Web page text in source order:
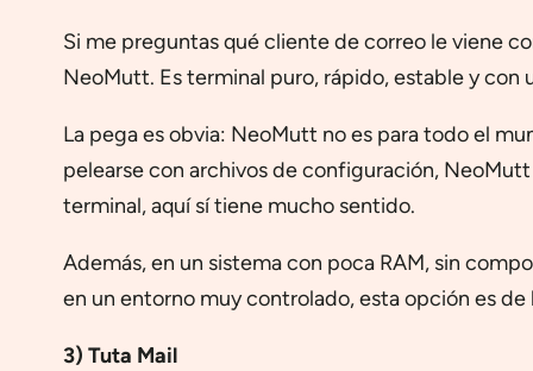
Si me preguntas qué cliente de correo le viene
NeoMutt. Es terminal puro, rápido, estable y con
La pega es obvia: NeoMutt no es para todo el
pelearse con archivos de configuración,
terminal, aquí sí tiene mucho sentido.
Además, en un sistema con poca RAM, sin
en un entorno muy controlado, esta opción es de
3) Tuta Mail